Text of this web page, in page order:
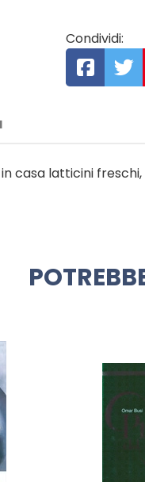
Condividi:
casa latticini